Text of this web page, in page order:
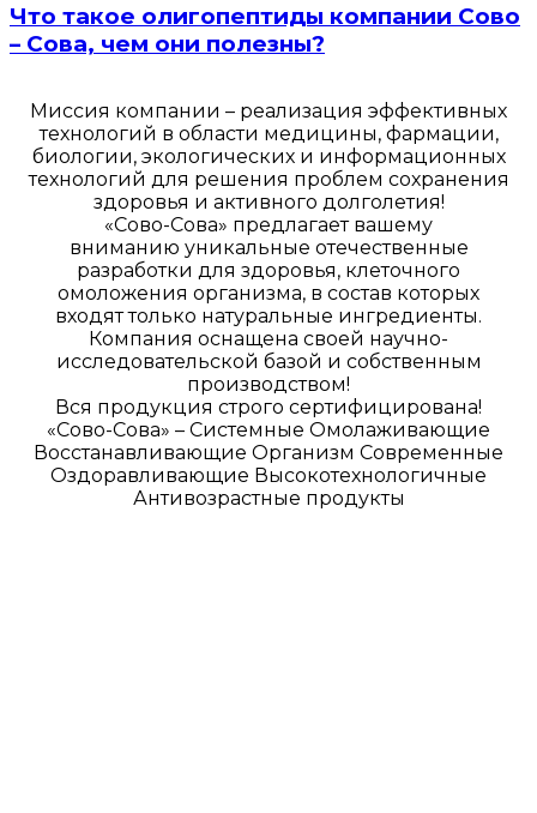
Что такое олигопептиды компании Сово
– Сова, чем они полезны?
Миссия компании – реализация эффективных
технологий в области медицины, фармации,
биологии, экологических и информационных
технологий для решения проблем сохранения
здоровья и активного долголетия!
«Сово-Сова» предлагает вашему
вниманию уникальные отечественные
разработки для здоровья, клеточного
омоложения организма, в состав которых
входят только натуральные ингредиенты.
Компания оснащена своей научно-
исследовательской базой и собственным
производством!
Вся продукция строго сертифицирована!
«Сово-Сова» – Системные Омолаживающие
Восстанавливающие Организм Современные
Оздоравливающие Высокотехнологичные
Антивозрастные продукты